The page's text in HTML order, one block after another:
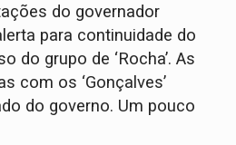
do governador
para continuidade do
do grupo de ‘Rocha’. As
com os ‘Gonçalves’
do governo. Um pouco